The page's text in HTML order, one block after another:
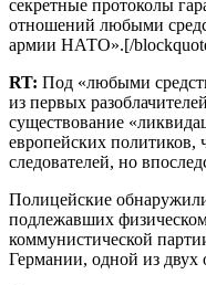
секретные протоколы
отношений любыми
армии НАТО».[/
RT: Под «любыми
из первых
существование
европейских политиков,
следователей, но
Полицейские
подлежавших
коммунистической
Германии, одной из